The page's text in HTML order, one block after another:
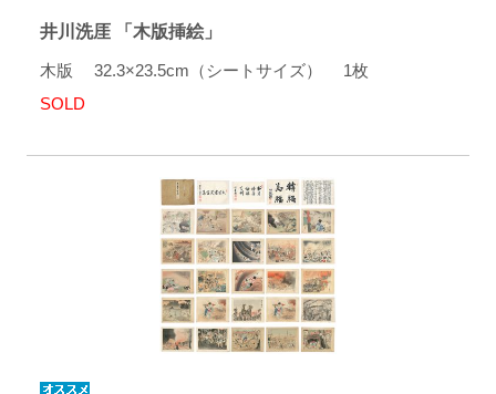
井川洗厓 「木版挿絵」
木版 32.3×23.5cm（シートサイズ） 1枚
SOLD